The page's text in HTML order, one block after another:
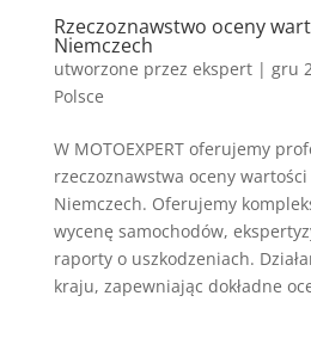
Rzeczoznawstwo oceny
Niemczech
utworzone przez ekspert| gru
Polsce
W MOTOEXPERT oferujemy
rzeczoznawstwa oceny
Niemczech. Oferujemy
wycenę samochodów,
raporty o uszkodzeniach.
kraju, zapewniając dokładne